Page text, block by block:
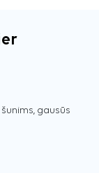
gausūs